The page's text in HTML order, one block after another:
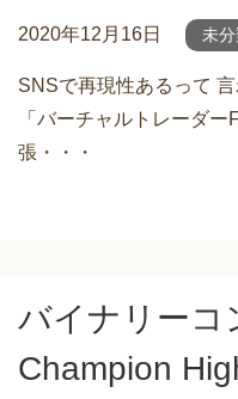
2020年12月16日 未
SNSで再現性あるって
「バーチャルトレーダ
張・・・
バイナリーコ
Champion